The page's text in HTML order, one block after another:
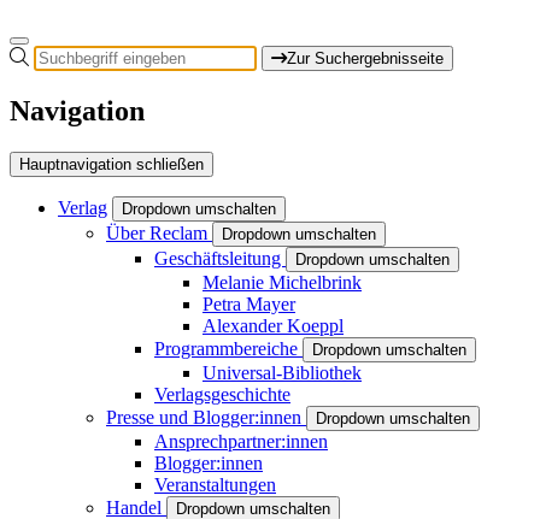
Zur Suchergebnisseite
Navigation
Hauptnavigation schließen
Verlag Dropdown umschalten
Über Reclam Dropdown umschalten
Geschäftsleitung Dropdown umschalten
Melanie Michelbrink
Petra Mayer
Alexander Koeppl
Programmbereiche
Dropdown umschalten
Universal-Bibliothek
Verlagsgeschichte
Presse und Blogger:innen
Dropdown umschalten
Ansprechpartner:innen
Blogger:innen
Veranstaltungen
Handel
Dropdown umschalten